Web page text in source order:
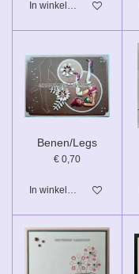
In winkelwagen
Benen/Legs
€ 0,70
In winkelwagen